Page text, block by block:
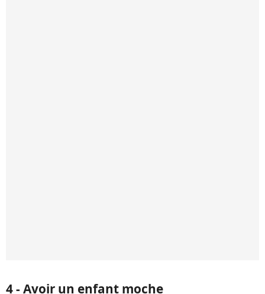
4 - Avoir un enfant moche